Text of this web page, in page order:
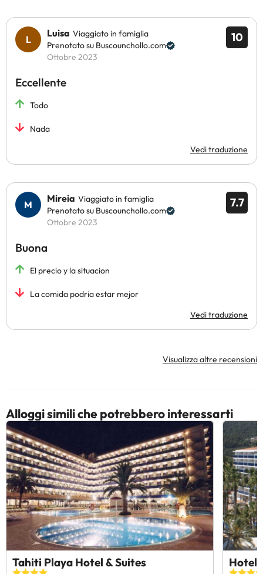
10
Luisa Viaggiato in famiglia
Prenotato su Buscounchollo.com
Ottobre 2023
Eccellente
Todo
Nada
Vedi traduzione
7.7
Mireia Viaggiato in famiglia
Prenotato su Buscounchollo.com
Ottobre 2023
Buona
El precio y la situacion
La comida podria estar mejor
Vedi traduzione
Visualizza altre recensioni
Alloggi simili che potrebbero interessarti
Tahiti Playa Hotel & Suites Hotel